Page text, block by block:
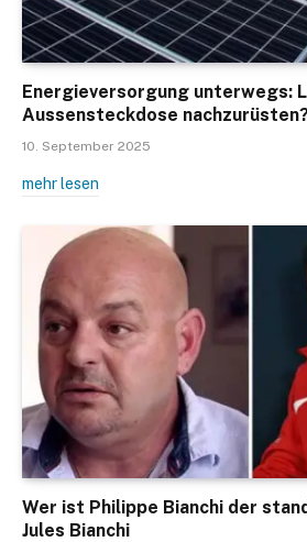
Energieversorgung unterwegs:
Aussensteckdose
10. September 2025
mehr lesen
Wer ist Philippe Bianchi der
Jules Bianchi